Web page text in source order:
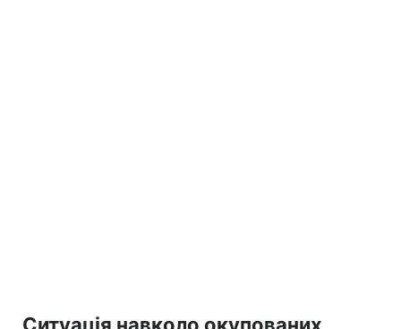
Ситуація навколо окупованих